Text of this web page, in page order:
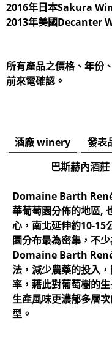
2016年日本Sakura
2013年美國Decanter
所有產品之價格、年份
前來電確認。
酒廠 winery
發表
巴斯赫內酒
​Domaine Barth
華葡萄園分佈的地區,
心，南北延伸約10-15
園分布最為密集，不
Domaine Barth
法，減少農藥的投入
率，藉此對葡萄樹的
生產風味更濃郁多層
型。